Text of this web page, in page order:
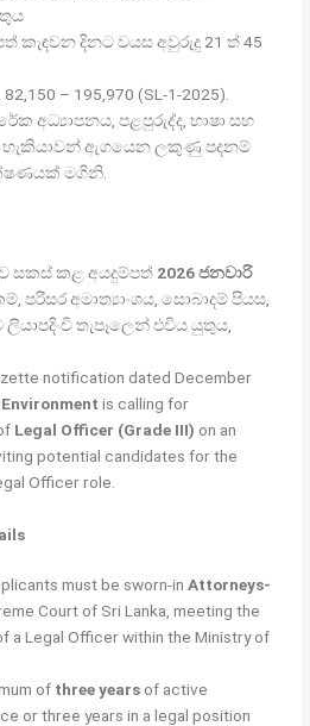
කැඳවන දිනට වයස අවුරුදු 21 ත් 45
– 195,970 (SL-1-2025).
අධ්‍යාපනය, පළපුරුද්ද, භාෂා සහ
ඇගයෙන ලකුණු පදනම්
මගිනි.
සකස් කළ අයදුම්පත් 2026 ජනවාරි
පරිසර අමාත්‍යාංශය, සොබාදම් පියස,
තැපෑලෙන් එවිය යුතුය,
notification dated December
is calling for
Legal Officer (Grade III) on an
potential candidates for the
Officer role.
must be sworn-inAttorneys-
Court of Sri Lanka, meeting the
a Legal Officer within the Ministry of
of three years of active
or three years in a legal position